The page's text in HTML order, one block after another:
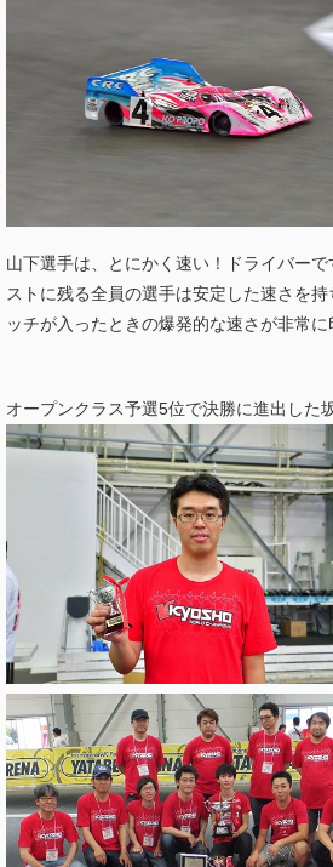
山下選手は、とにかく速い！ドライバー
ストに残る全員の選手は安定した速さを
ッチが入ったときの爆発的な速さが非常に
オープンクラス予選5位で決勝に進出した